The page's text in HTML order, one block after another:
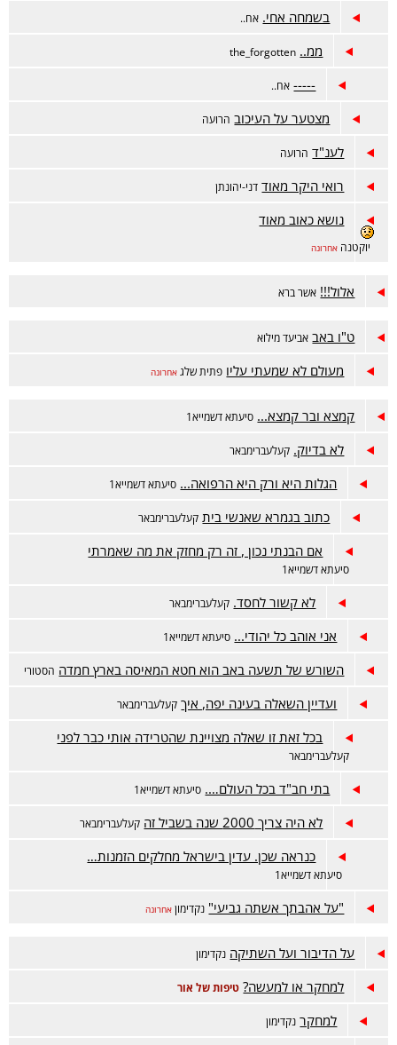
בשמחה אחי. אח..
ממ.. the_forgotten
----- אח..
מצטער על העיכוב הרועה
לענ"ד הרועה
רואי היקר מאוד דני-יהונתן
נושא כאוב מאוד
יוקטנה אחרונה
אלול!!! אשר ברא
ט"ו באב אביעד מילוא
מעולם לא שמעתי עליו פתית שלג אחרונה
קמצא ובר קמצא... סיעתא דשמייא1
לא בדיוק. קעלעברימבאר
הגלות היא ורק היא הרפואה... סיעתא דשמייא1
כתוב בגמרא שאנשי בית קעלעברימבאר
אם הבנתי נכון , זה רק מחזק את מה שאמרתי
סיעתא דשמייא1
לא קשור לחסד. קעלעברימבאר
אני אוהב כל יהודי... סיעתא דשמייא1
השורש של תשעה באב הוא חטא המאיסה בארץ חמדה הסטורי
ועדיין השאלה בעינה יפה, איך קעלעברימבאר
בכל זאת זו שאלה מצויינת שהטרידה אותי כבר לפני
קעלעברימבאר
בתי חב"ד בכל העולם…. סיעתא דשמייא1
לא היה צריך 2000 שנה בשביל זה קעלעברימבאר
כנראה שכן. עדין בישראל מחלקים הזמנות…
סיעתא דשמייא1
"על אהבתך אשתה גביעי" נקדימון אחרונה
על הדיבור ועל השתיקה נקדימון
למחקר או למעשה? טיפות של אור
למחקר נקדימון